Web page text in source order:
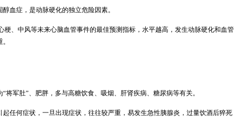
血症，是动脉硬化的独立危险因素。
梗、中风等未来心脑血管事件的最佳预测指标，水平越高，发生动脉硬化和血管
将军肚”、肥胖，多与高糖饮食、吸烟、肝肾疾病、糖尿病等有关。
起任何症状，一旦出现症状，往往较严重，易发生急性胰腺炎，过量饮酒后猝死